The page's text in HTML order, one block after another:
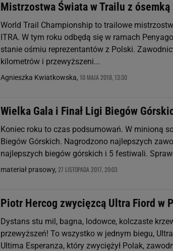
Mistrzostwa Świata w Trailu z
World Trail Championship to trailowe
ITRA. W tym roku odbędą się w ramach
stanie ośmiu reprezentantów z Polski.
kilometrów i przewyższeni...
Agnieszka Kwiatkowska, 10 MAJA 2018, 13:30
Wielka Gala i Finał Ligi Biegów
Koniec roku to czas podsumowań. W minioną
Biegów Górskich. Nagrodzono najlepszych
najlepszych biegów górskich i 5 festiwali.
materiał prasowy, 27 LISTOPADA 2017, 20:03
Piotr Hercog zwycięzcą Ultra Fiord w
Dystans stu mil, bagna, lodowce, kolczaste
przewyższeń! To wszystko w jednym biegu,
Ultima Esperanza, który zwyciężył Polak,